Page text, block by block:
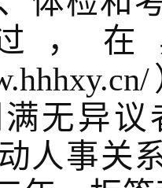
，
满无异
人事关